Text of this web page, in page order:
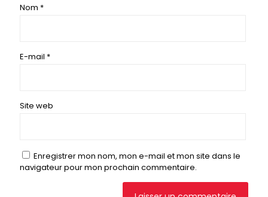
Nom *
E-mail *
Site web
Enregistrer mon nom, mon e-mail et mon site dans le
navigateur pour mon prochain commentaire.